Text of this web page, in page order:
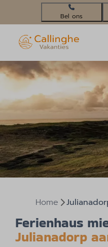
+31(0)224 58 3452
Home
Ferienhaus
Julianadorp